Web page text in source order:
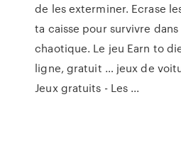
de les exterminer. Ecrase
ta caisse pour survivre
chaotique. Le jeu Earn to
ligne, gratuit … jeux de
Jeux gratuits - Les ...